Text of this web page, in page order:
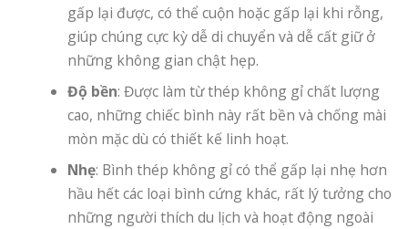
gấp lại được, có thể cuộn hoặc gấp lại khi rỗng,
giúp chúng cực kỳ dễ di chuyển và dễ cất giữ ở
những không gian chật hẹp.
Độ bền: Được làm từ thép không gỉ chất lượng
cao, những chiếc bình này rất bền và chống mài
mòn mặc dù có thiết kế linh hoạt.
Nhẹ: Bình thép không gỉ có thể gấp lại nhẹ hơn
hầu hết các loại bình cứng khác, rất lý tưởng cho
những người thích du lịch và hoạt động ngoài